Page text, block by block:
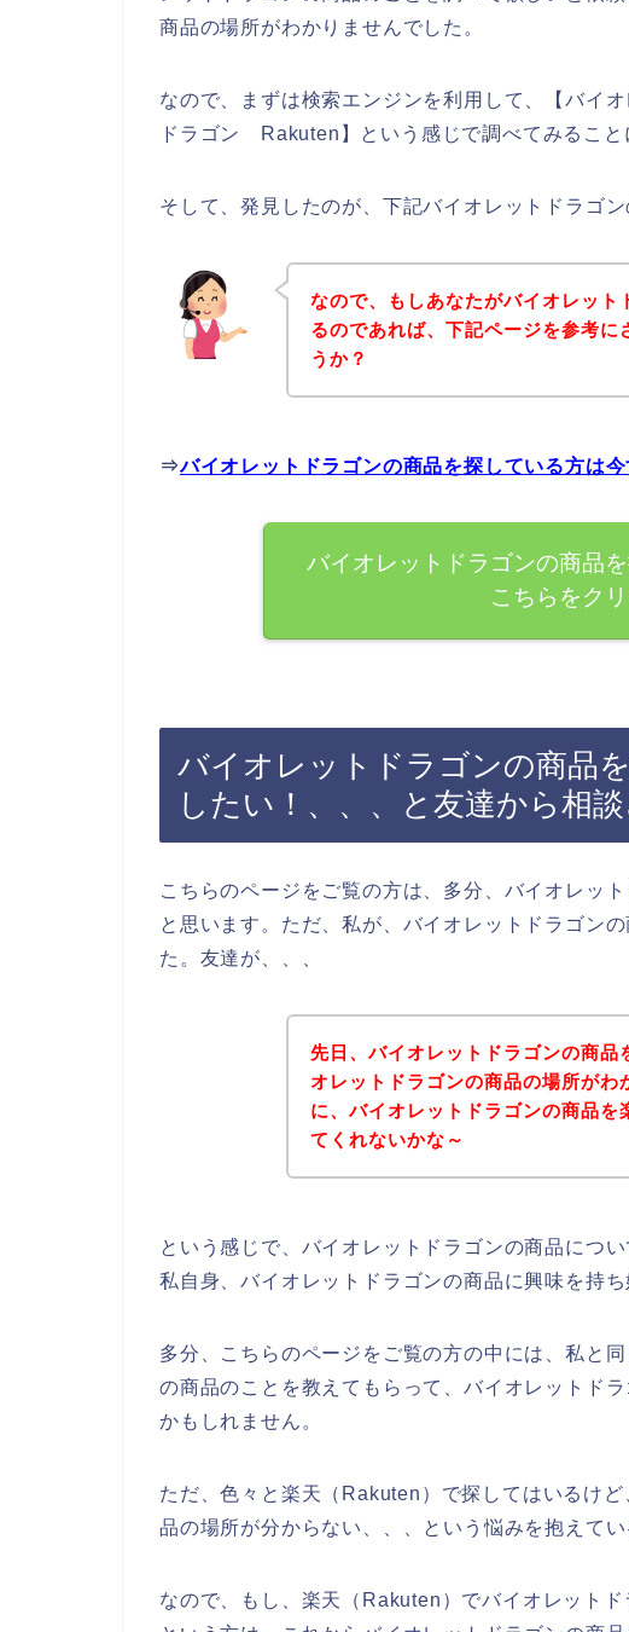
商品の場所がわかりませんでした。
なので、まずは検索エンジンを利用して、【バイ
ドラゴン Rakuten】という感じで調べてみること
そして、発見したのが、下記バイオレットドラゴ
なので、もしあなたがバイオレット
るのであれば、下記ページを参考に
うか？
⇒バイオレットドラゴンの商品を探している方は
バイオレットドラゴンの商品
こちらをク
バイオレットドラゴンの商品
したい！、、、と友達から相
こちらのページをご覧の方は、多分、バイオレッ
と思います。ただ、私が、バイオレットドラゴン
た。友達が、、、
先日、バイオレットドラゴンの商品
オレットドラゴンの商品の場所がわ
に、バイオレットドラゴンの商品
てくれないかな～
という感じで、バイオレットドラゴンの商品につ
私自身、バイオレットドラゴンの商品に興味を持ち
多分、こちらのページをご覧の方の中には、私と
の商品のことを教えてもらって、バイオレットド
かもしれません。
ただ、色々と楽天（Rakuten）で探してはいるけ
品の場所が分からない、、、という悩みを抱えて
なので、もし、楽天（Rakuten）でバイオレット